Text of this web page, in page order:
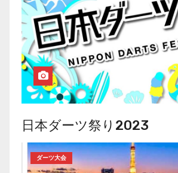
日本ダーツ祭り2023
ダーツ大会